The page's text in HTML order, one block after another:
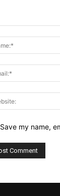
Save my name,